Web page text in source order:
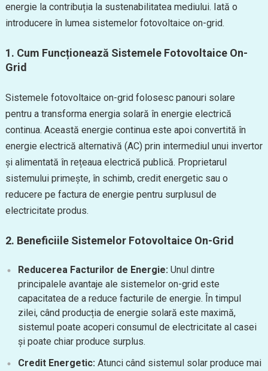
energie la contribuția la sustenabilitatea mediului. Iată o
introducere în lumea sistemelor fotovoltaice on-grid.
1. Cum Funcționează Sistemele Fotovoltaice On-
Grid
Sistemele fotovoltaice on-grid folosesc panouri solare
pentru a transforma energia solară în energie electrică
continua. Această energie continua este apoi convertită în
energie electrică alternativă (AC) prin intermediul unui invertor
și alimentată în rețeaua electrică publică. Proprietarul
sistemului primește, în schimb, credit energetic sau o
reducere pe factura de energie pentru surplusul de
electricitate produs.
2. Beneficiile Sistemelor Fotovoltaice On-Grid
Reducerea Facturilor de Energie: Unul dintre
principalele avantaje ale sistemelor on-grid este
capacitatea de a reduce facturile de energie. În timpul
zilei, când producția de energie solară este maximă,
sistemul poate acoperi consumul de electricitate al casei
și poate chiar produce surplus.
Credit Energetic: Atunci când sistemul solar produce mai